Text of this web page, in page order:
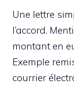
Une lettre
l’accord.
montant en
Exemple
courrier